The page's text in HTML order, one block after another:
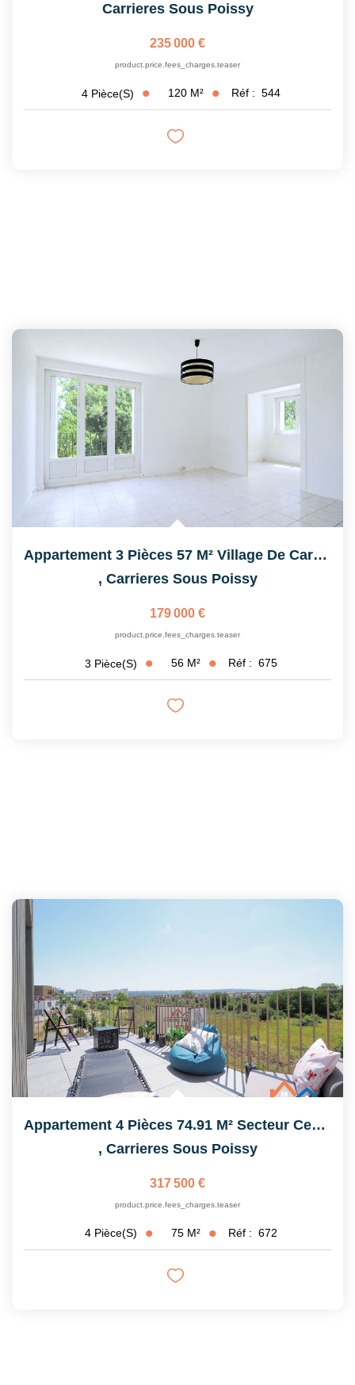
Carrieres Sous Poissy
235 000 €
product.price.fees_charges.teaser
4 Pièce(s) 120 M² Réf : 544
Appartement 3 Pièces 57 M² Village De Carrières-Sous-Poissy
, Carrieres Sous Poissy
179 000 €
product.price.fees_charges.teaser
3 Pièce(s) 56 M² Réf : 675
Appartement 4 Pièces 74.91 M² Secteur Centralité
, Carrieres Sous Poissy
317 500 €
product.price.fees_charges.teaser
4 Pièce(s) 75 M² Réf : 672